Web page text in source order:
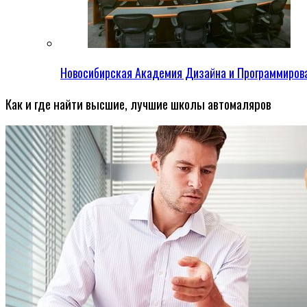
Новосибирская Академия Дизайна и
Как и где найти высшие, лучшие школы автомаляров